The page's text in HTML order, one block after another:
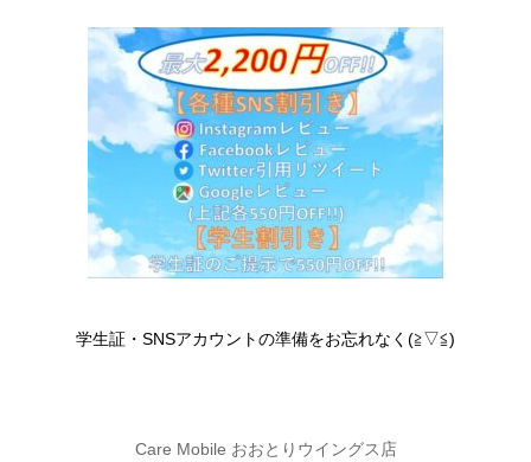
学生証・SNSアカウントの準備をお忘れなく(≧▽≦)
Care Mobile おおとりウイングス店